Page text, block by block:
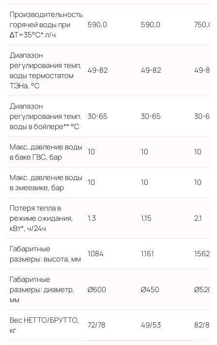
Производительность
горячей воды при
∆T=35°C* л/ч
590,0 590,0 750,0
Диапазон
регулирования темп.
воды термостатом
ТЭНа, °C
49-82 49-82 49-82
Диапазон
регулирования темп.
воды в бойлере** °C
30-65 30-65 30-65
Макс. давление воды
в баке ГВС, бар
10 10 10
Макс. давление воды
в змеевике, бар
10 10 10
Потеря тепла в
режиме ожидания,
кВт*, ч/24ч
1,3 1,15 2,1
Габаритные
размеры: высота, мм
1084 1161 1562
Габаритные
размеры: диаметр,
мм
Ø600 Ø450 Ø520
Вес НЕТТО/БРУТТО,
кг
72/78 49/53 82/88